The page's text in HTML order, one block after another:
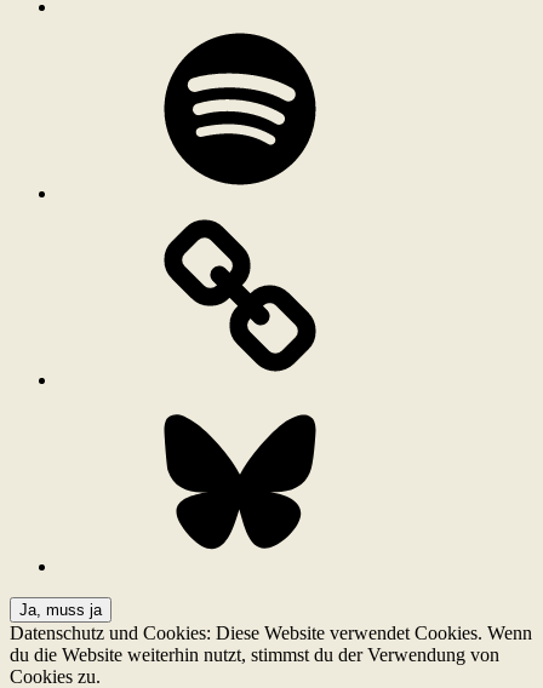
Datenschutz und Cookies: Diese Website verwendet Cookies. Wenn
du die Website weiterhin nutzt, stimmst du der Verwendung von
Cookies zu.